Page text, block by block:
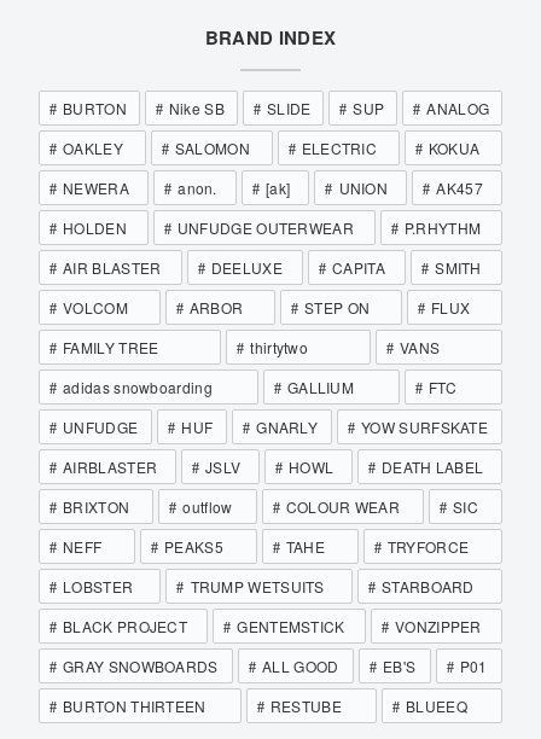
BRAND INDEX
BURTON Nike SB SLIDE SUP
ANALOG
OAKLEY
SALOMON ELECTRIC
KOKUA
NEWERA
anon. [ak] UNION
AK457
HOLDEN
UNFUDGE OUTERWEAR
P.RHYTHM
AIR BLASTER
DEELUXE CAPITA
SMITH
VOLCOM
ARBOR STEP ON
FLUX
FAMILY TREE
thirtytwo
VANS
adidas snowboarding
GALLIUM
FTC
UNFUDGE
HUF GNARLY
YOW SURFSKATE
AIRBLASTER
JSLV HOWL
DEATH LABEL
BRIXTON
outflow COLOUR WEAR
SIC
NEFF
PEAKS5 TAHE
TRYFORCE
LOBSTER
TRUMP WETSUITS
STARBOARD
BLACK PROJECT
GENTEMSTICK
VONZIPPER
GRAY SNOWBOARDS
ALL GOOD EB'S
P01
BURTON THIRTEEN
RESTUBE BLUEEQ